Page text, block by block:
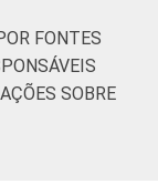
FONTES
SOBRE